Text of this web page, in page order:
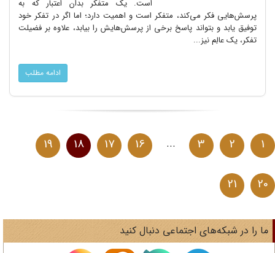
است. یک متفکر بدان اعتبار که به
پرسش‌هایی فکر می‌کند، متفکر است و اهمیت دارد؛ اما اگر در تفکر خود
توفیق یابد و بتواند پاسخ برخی از پرسش‌هایش را بیابد، علاوه بر فضیلت
تفکر، یک عالِم نیز...
ادامه مطلب
1
2
3
16
17
18
19
21
را در شبکه‌های اجتماعی دنبال کنید